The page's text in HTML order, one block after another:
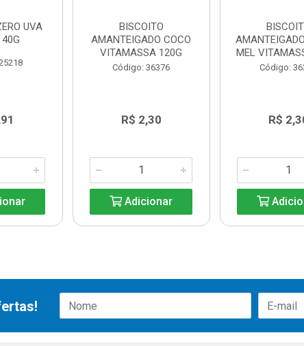
UVA
BISCOITO
AMANTEIGADO COCO
VITAMASSA 120G
Código: 36376
R$ 2,30
Adicionar
MEL
Código:
R$